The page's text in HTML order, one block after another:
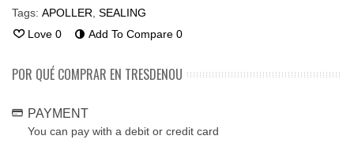
Tags: APOLLER SEALING
Love 0 Add To Compare 0
POR QUÉ COMPRAR EN TRESDENOU
PAYMENT
You can pay with a debit or credit card